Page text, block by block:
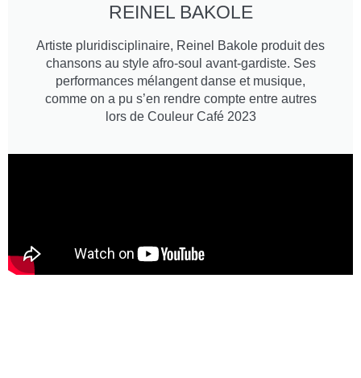
REINEL BAKOLE
Artiste pluridisciplinaire, Reinel Bakole produit des
chansons au style afro-soul avant-gardiste. Ses
performances mélangent danse et musique,
comme on a pu s’en rendre compte entre autres
lors de Couleur Café 2023